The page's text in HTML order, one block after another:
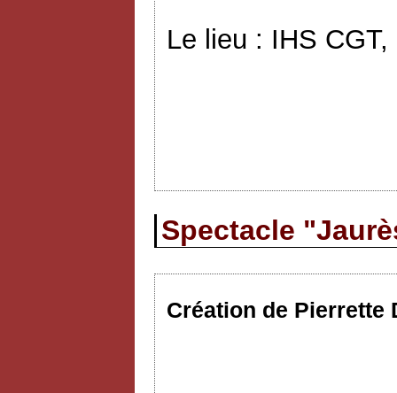
Le lieu : IHS
Spectacle
Création de Pierrette